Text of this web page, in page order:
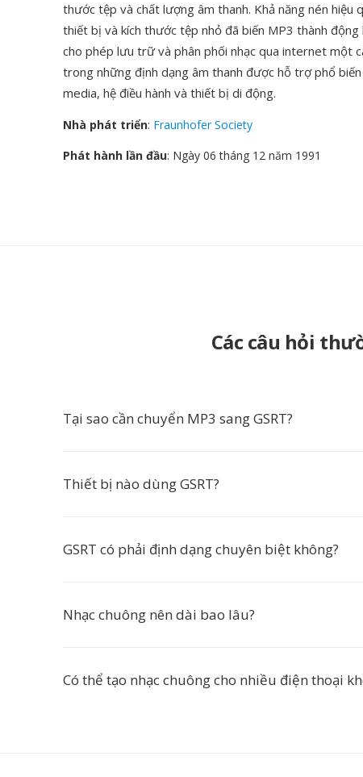
thước tệp và chất lượng âm thanh. Khả năng nén hiệu
thiết bị và kích thước tệp nhỏ đã biến MP3 thành động
cho phép lưu trữ và phân phối nhạc qua internet một
trong những định dạng âm thanh được hỗ trợ phổ
media, hệ điều hành và thiết bị di động.
Nhà phát triển: Fraunhofer Society
Phát hành lần đầu: Ngày 06 tháng 12 năm 1991
Các câu hỏi
Tại sao cần chuyển MP3 sang GSRT?
Thiết bị nào dùng GSRT?
GSRT có phải định dạng chuyên biệt không?
Nhạc chuông nên dài bao lâu?
Có thể tạo nhạc chuông cho nhiều điện thoại